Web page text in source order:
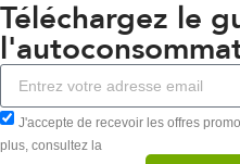
Téléchargez le
J'accepte de recevoir les offres
plus, consultez la